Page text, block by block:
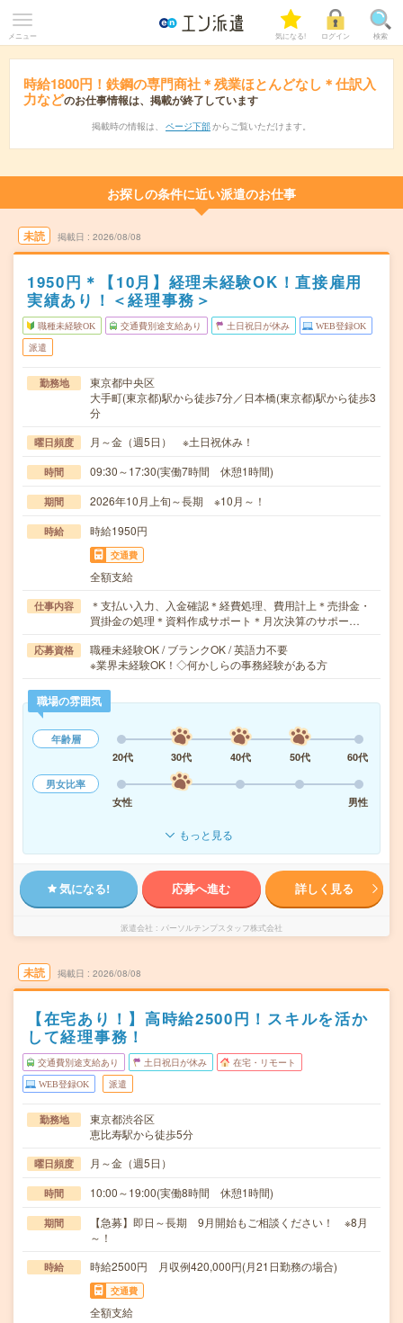
メニュー 気になる! ログイン 検索
時給1800円！鉄鋼の専門商社＊残業ほとんどなし＊仕訳入
力などのお仕事情報は、掲載が終了しています
掲載時の情報は、 ページ下部 からご覧いただけます。
お探しの条件に近い派遣のお仕事
未読 掲載日 2026/08/08
1950円＊【10月】経理未経験OK！直接雇用
実績あり！＜経理事務＞
職種未経験OK 交通費別途支給あり 土日祝日が休み WEB登録OK
派遣
勤務地
東京都中央区
大手町(東京都)駅から徒歩7分／日本橋(東京都)駅から徒歩3
分
曜日頻度 月～金（週5日） ※土日祝休み！
時間 09:30～17:30(実働7時間 休憩1時間)
期間 2026年10月上旬～長期 ※10月～！
時給 時給1950円
交通費
全額支給
仕事内容
＊支払い入力、入金確認＊経費処理、費用計上＊売掛金・
買掛金の処理＊資料作成サポート＊月次決算のサポー…
応募資格
職種未経験OK / ブランクOK / 英語力不要
※業界未経験OK！◇何かしらの事務経験がある方
職場の雰囲気
年齢層
20代
30代 40代 50代
60代
男女比率
女性
男性
もっと見る
気になる! 応募へ進む 詳しく見る
派遣会社 パーソルテンプスタッフ株式会社
未読 掲載日 2026/08/08
【在宅あり！】高時給2500円！スキルを活か
して経理事務！
交通費別途支給あり 土日祝日が休み 在宅・リモート
WEB登録OK 派遣
勤務地
東京都渋谷区
恵比寿駅から徒歩5分
曜日頻度 月～金（週5日）
時間 10:00～19:00(実働8時間 休憩1時間)
期間
【急募】即日～長期 9月開始もご相談ください！ ※8月
～！
時給 時給2500円 月収例420,000円(月21日勤務の場合)
交通費
全額支給